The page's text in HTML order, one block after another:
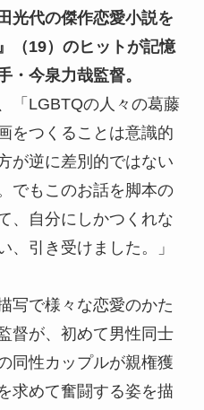
光代の傑作恋愛小説を
（19）のヒットが記憶
・今泉力哉監督。
「LGBTQの人々の葛藤
をつくることは意識的
が逆に差別的ではない
でもこのお話を脚本の
、自分にしかつくれな
、引き受けました。」
写で様々な恋愛のかた
督が、初めて男性同士
同性カップルが親権獲
求めて奮闘する姿を描